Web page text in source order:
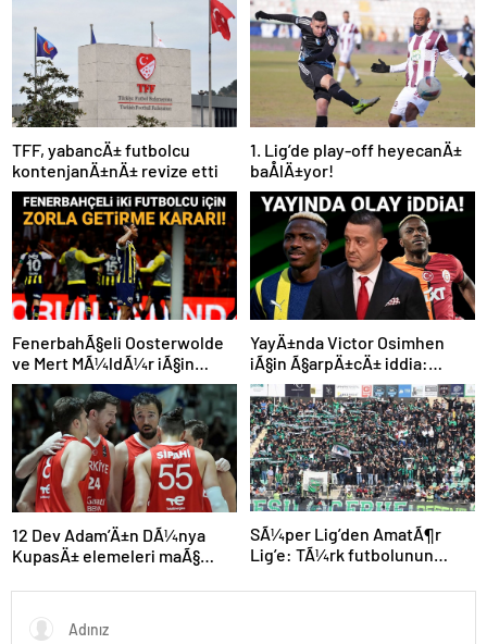
TFF, yabancÄ± futbolcu
kontenjanÄ±nÄ± revize etti
1. Lig’de play-off heyecanÄ±
baÅlÄ±yor!
FenerbahÃ§eli Oosterwolde
ve Mert MÃ¼ldÃ¼r iÃ§in
olaylÄ± derbi davasÄ±nda
zorla getirme kararÄ±
YayÄ±nda Victor Osimhen
iÃ§in Ã§arpÄ±cÄ± iddia:
“Futbol tarihinin en
bÃ¼yÃ¼k Åoku olur!”
12 Dev Adam’Ä±n DÃ¼nya
KupasÄ± elemeleri maÃ§
SÃ¼per Lig’den AmatÃ¶r
Lig’e: TÃ¼rk futbolunun
gÃ¶rdÃ¼